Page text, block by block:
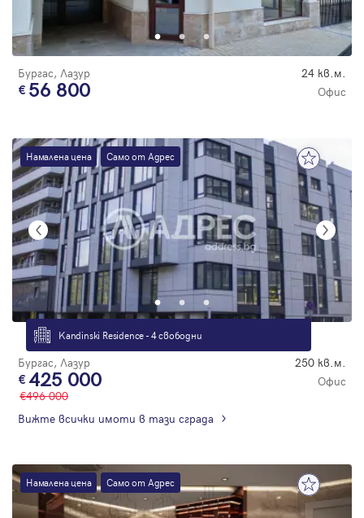
Бургас, Лазур 24 кв.м.
56 800 Офис
Намалена цена Само от Адрес
Kandinski Residence - 4 свободни
Бургас, Лазур 250 кв.м.
425 000
Офис
496 000
Вижте всички имоти в тази сграда
Намалена цена Само от Адрес
Парола
Забравена парола
Регистрация